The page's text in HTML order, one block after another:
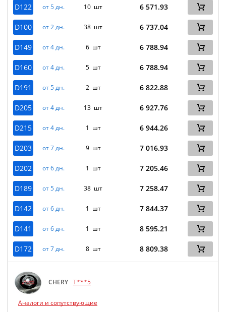
D122 от 5 дн. 10 шт 6 571.93
D100 от 2 дн. 38 шт 6 737.04
D149 от 4 дн. 6 шт 6 788.94
D160 от 4 дн. 5 шт 6 788.94
D191 от 5 дн. 2 шт 6 822.88
D205 от 4 дн. 13 шт 6 927.76
D215 от 4 дн. 1 шт 6 944.26
D203 от 7 дн. 9 шт 7 016.93
D202 от 6 дн. 1 шт 7 205.46
D189 от 5 дн. 38 шт 7 258.47
D142 от 6 дн. 1 шт 7 844.37
D141 от 6 дн. 1 шт 8 595.21
D172 от 7 дн. 8 шт 8 809.38
CHERY T***5
Аналоги и сопутствующие